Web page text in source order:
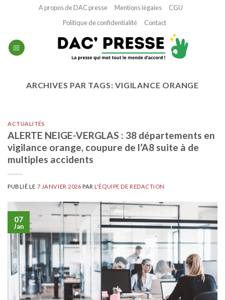
A propos de DAC presse Mentions légales
CGU
Politique de confidentialité
Contact
ARCHIVES PAR TAGS:VIGILANCE ORANGE
ACTUALITÉS
ALERTE NEIGE-VERGLAS : 38 départements en
vigilance orange, coupure de l’A8 suite à de
multiples accidents
PUBLIÉ LE 7 JANVIER 2026 PARL'ÉQUIPE DE REDACTION
07
Jan